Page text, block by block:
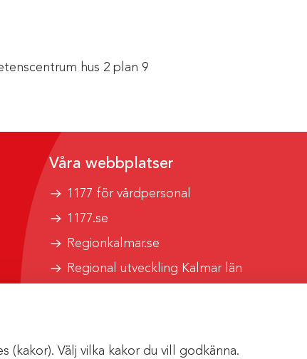
(kakor). Välj vilka kakor du vill godkänna.
hus 2 plan 9
Våra webbplatser
1177 för vårdpersonal
1177.se
Regionkalmar.se
Regional utveckling Kalmar län